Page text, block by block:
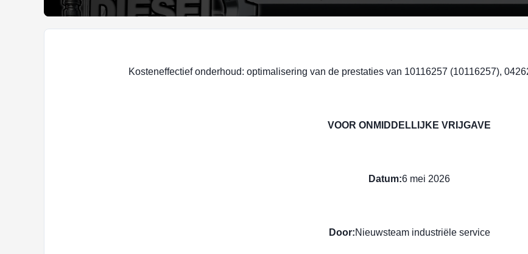
Kosteneffectief onderhoud: optimalisering van de prestaties van 10116257 (10116257),
VOOR ONMIDDELLIJKE VRIJGAVE
Datum:6 mei 2026
Door:Nieuwsteam industriële service